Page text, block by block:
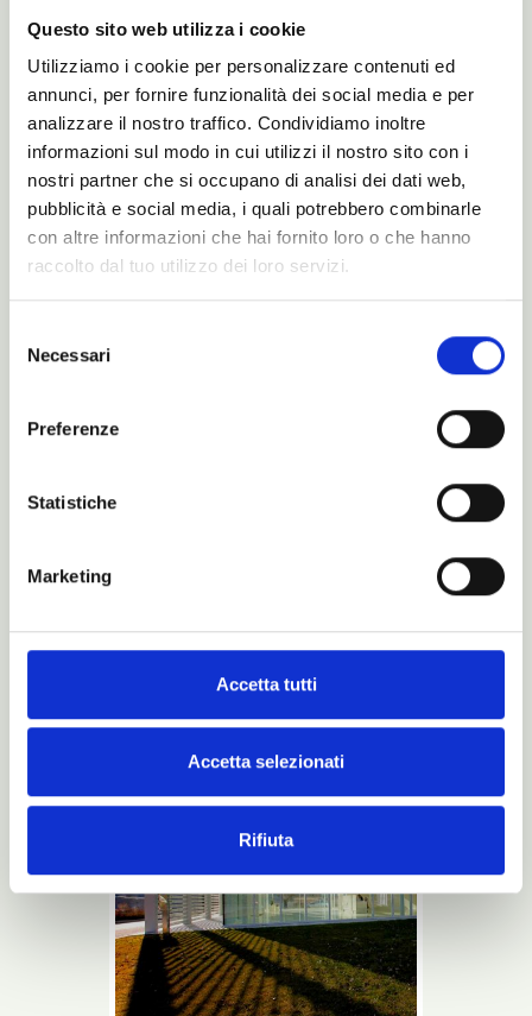
Questo sito web utilizza i cookie
Utilizziamo i cookie per personalizzare contenuti ed
annunci, per fornire funzionalità dei social media e per
analizzare il nostro traffico. Condividiamo inoltre
informazioni sul modo in cui utilizzi il nostro sito con i
nostri partner che si occupano di analisi dei dati web,
pubblicità e social media, i quali potrebbero combinarle
con altre informazioni che hai fornito loro o che hanno
raccolto dal tuo utilizzo dei loro servizi.
delNecessari
Preferenze
Statistiche
Marketing
Accetta tutti
Accetta selezionati
Rifiuta
News
I’m So
Mondo Noctis
Noctis